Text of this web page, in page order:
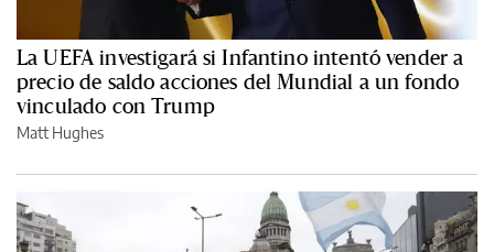
La UEFA investigará si Infantino intentó vender a
precio de saldo acciones del Mundial a un fondo
vinculado con Trump
Matt Hughes